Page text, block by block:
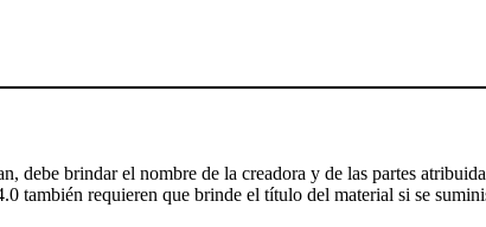
debe brindar el nombre de la creadora y de las partes
también requieren que brinde el título del material si se